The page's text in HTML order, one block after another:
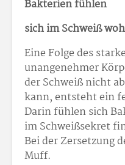
Bakterien fühlen
sich im Schweiß
Eine Folge des
unangenehmer
der Schweiß nicht
kann, entsteht ein
Darin fühlen sich
im Schweißsekret
Bei der Zersetzung
Muff.